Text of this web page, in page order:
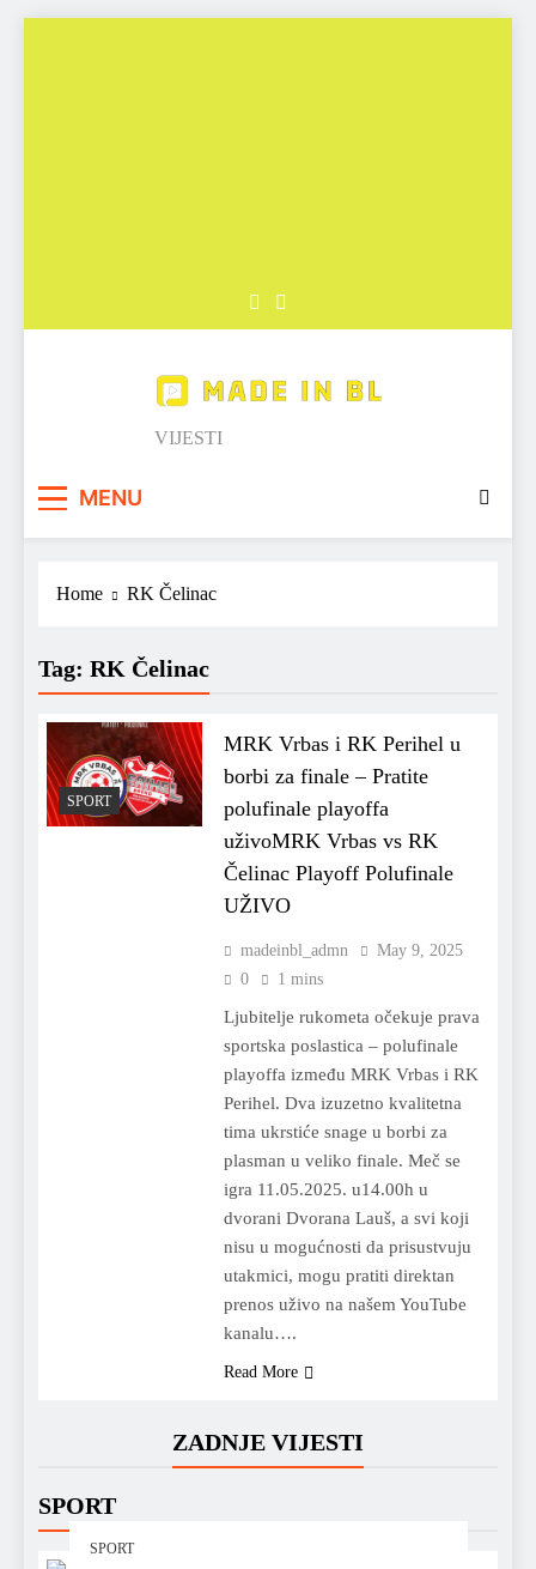
Made in BL
VIJESTI
MENU
ZADNJE VIJESTI
SPORT
SPORT
Home RK Čelinac
Tag: RK Čelinac
SPORT
MRK Vrbas i RK Perihel u
borbi za finale – Pratite
polufinale playoffa
uživoMRK Vrbas vs RK
Čelinac Playoff Polufinale
UŽIVO
madeinbl_admn
May 9, 2025
0
1 mins
Ljubitelje rukometa očekuje prava
sportska poslastica – polufinale
playoffa između MRK Vrbas i RK
Perihel. Dva izuzetno kvalitetna
tima ukrstiće snage u borbi za
plasman u veliko finale. Meč se
igra 11.05.2025. u14.00h u
dvorani Dvorana Lauš, a svi koji
nisu u mogućnosti da prisustvuju
utakmici, mogu pratiti direktan
prenos uživo na našem YouTube
kanalu….
Read More